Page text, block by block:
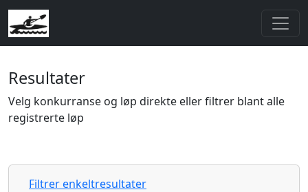
Resultater
Velg konkurranse og løp direkte eller filtrer blant alle
registrerte løp
Filtrer enkeltresultater